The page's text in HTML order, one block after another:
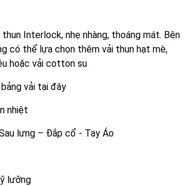
Interlock, nhẹ nhàng, thoáng mát. Bên
có thể lựa chọn thêm vải thun hạt mè,
hoặc vải cotton su
vải tại đây
nhiệt
lưng – Đắp cổ - Tay Áo
lưỡng